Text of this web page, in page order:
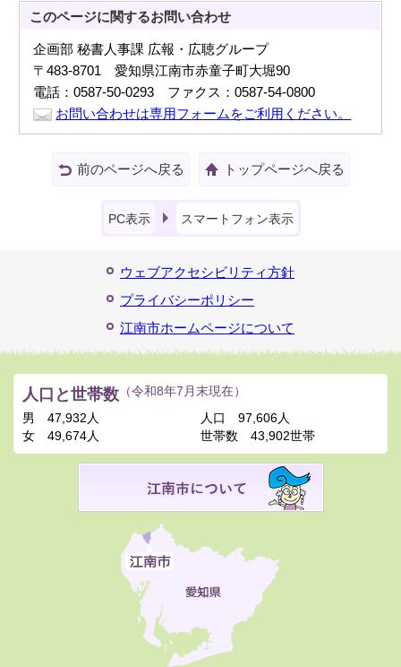
このページに関するお問い合わせ
企画部 秘書人事課 広報・広聴グループ
〒483-8701 愛知県江南市赤童子町大堀90
電話：0587-50-0293 ファクス：0587-54-0800
お問い合わせは専用フォームをご利用ください。
前のページへ戻る トップページへ戻る
PC表示 スマートフォン表示
ウェブアクセシビリティ方針
プライバシーポリシー
江南市ホームページについて
人口と世帯数 （令和8年7月末現在）
男
47,932人
女
49,674人
人口
97,606人
世帯数
43,902世帯